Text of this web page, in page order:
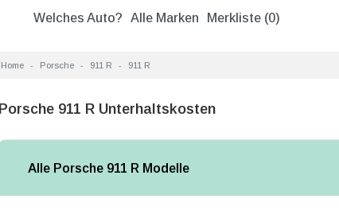
Welches Auto? Alle Marken Merkliste (0)
Home Porsche 911 R 911 R
Porsche 911 R Unterhaltskosten
Alle Porsche 911 R Modelle